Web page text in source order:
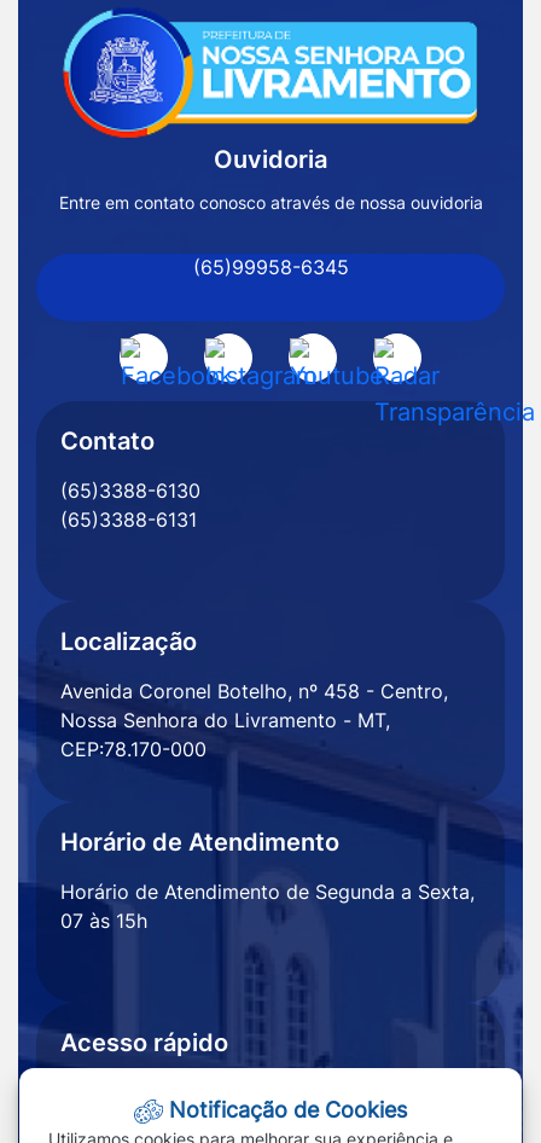
Acessar
Página
Inicial
de
Senhora
do
Livramento
MT
Acessar
a
Social
Facebook
Acessar
a
Acessar
a
Acessar
a
Rede
Ouvidoria
Entre em contato conosco através de nossa ouvidoria
(65)99958-6345
Contato
(65)3388-6130
(65)3388-6131
Localização
Avenida Coronel Botelho, nº 458 - Centro,
Nossa Senhora do Livramento - MT,
CEP:78.170-000
Horário de Atendimento
Horário de Atendimento de Segunda a Sexta,
07 às 15h
Acesso rápido
Redefinir cookies
Notificação de Cookies
Utilizamos cookies para melhorar sua experiência e